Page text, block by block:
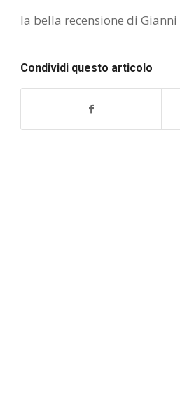
la bella recensione di
Condividi questo articolo